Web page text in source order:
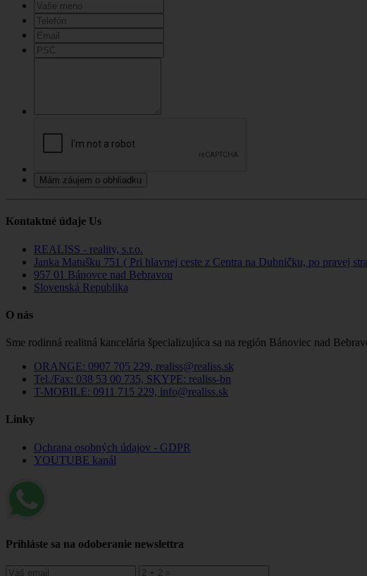
Mám záujem o obhliadku
Kontaktné údaje Us
REALISS - reality, s.r.o.
Janka Matušku 751 ( Pri hlavnej ceste z Centra na Dubničku, po pravej
957 01 Bánovce nad Bebravou
Slovenská Republika
O nás
Sme rodinná realitná kancelária špecializujúca sa na región Bánoviec nad
ORANGE: 0907 705 229, realiss@realiss.sk
Tel./Fax: 038 53 00 735, SKYPE: realiss-bn
T-MOBILE: 0911 715 229, info@realiss.sk
Linky
Ochrana osobných údajov - GDPR
YOUTUBE kanál
Prihláste sa na odoberanie newslettra